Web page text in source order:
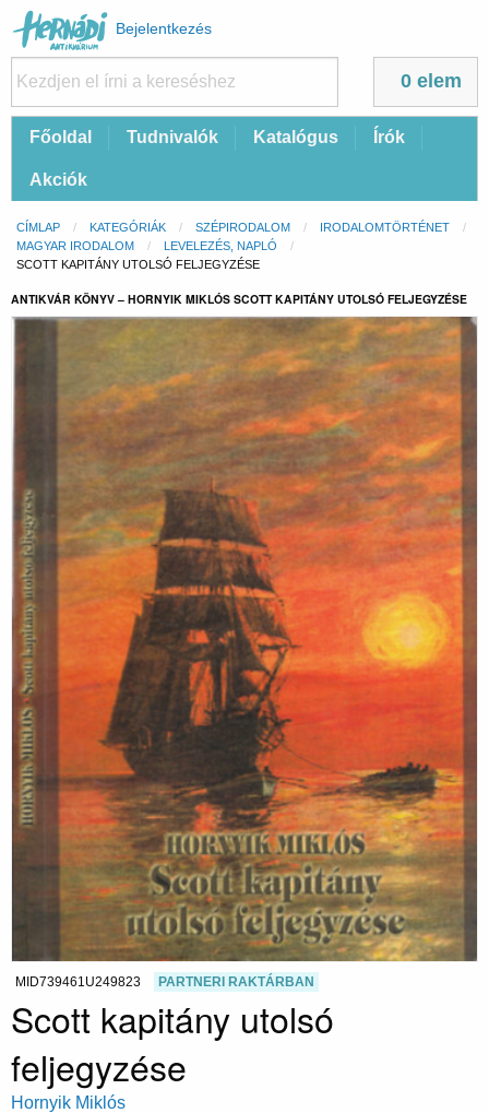
Felhasználói
fiók
menüje
Bejelentkezés
0 elem
FőFőoldal Tudnivalók Katalógus Írók
Akciók
Morzsa
CÍMLAP KATEGÓRIÁK SZÉPIRODALOM
IRODALOMTÖRTÉNET
MAGYAR IRODALOM
LEVELEZÉS, NAPLÓ
CURRENT:
SCOTT KAPITÁNY UTOLSÓ FELJEGYZÉSE
ANTIKVÁR KÖNYV – HORNYIK MIKLÓS SCOTT KAPITÁNY UTOLSÓ FELJEGYZÉSE
MID739461U249823 PARTNERI RAKTÁRBAN
Scott kapitány utolsó
feljegyzése
Hornyik Miklós